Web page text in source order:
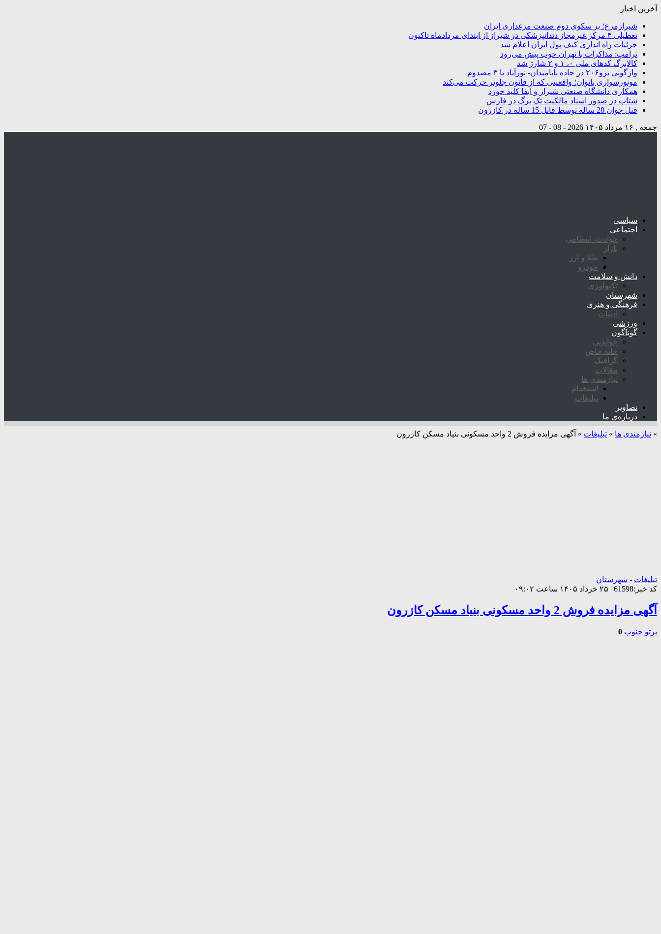
آخرین اخبار
شیرازمرغ؛ بر سکوی دوم صنعت مرغداری ایران
تعطیلی ۴ مرکز غیرمجاز دندانپزشکی در شیراز از ابتدای مردادماه تاکنون
جزئیات راه اندازی کیف پول ایران اعلام شد
ترامپ: مذاکرات با تهران خوب پیش می‌رود
کالابرگ کدهای ملی ۰، ۱ و ۲ شارژ شد
واژگونی پژو۲۰۶ در جاده بابامیدان- نورآباد با ۳ مصدوم
موتورسواری بانوان؛ واقعیتی که از قانون جلوتر حرکت می‌کند
همکاری دانشگاه صنعتی شیراز و آبفا کلید خورد
شتاب در صدور اسناد مالکیت تک برگ در فارس
قتل جوان 28 ساله توسط قاتل 15 ساله در کازرون
جمعه , ۱۶ مرداد ۱۴۰۵ 2026 - 08 - 07
سیاسی
اجتماعی
حوادث، انتظامی
بازار
طلا و ارز
خودرو
دانش و سلامت
تکنولوژی
شهرستان
فرهنگی و هنری
ادبیات
ورزشی
گوناگون
خواندنی
خانه خاص
گرافیک
مقالات
نیازمندی ها
استخدام
تبلیغات
تصاویر
درباره‌ی ما
» نیازمندی ها » تبلیغات » آگهی مزایده فروش 2 واحد مسکونی بنیاد مسکن کازرون
تبلیغات - شهرستان
کد خبر:61598 | ۲۵ خرداد ۱۴۰۵ ساعت ۰۹:۰۲
آگهی مزایده فروش 2 واحد مسکونی بنیاد مسکن کازرون
پرتو جنوب 0